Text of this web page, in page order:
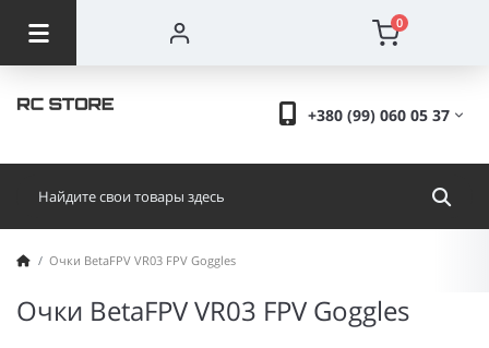
0
+380 (99) 060 05 37
Очки BetaFPV VR03 FPV Goggles
Очки BetaFPV VR03 FPV Goggles